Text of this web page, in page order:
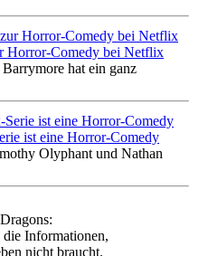
Horror-Comedy bei Netflix
hat ein ganz
ist eine Horror-Comedy
Olyphant und Nathan
Informationen,
nicht braucht.